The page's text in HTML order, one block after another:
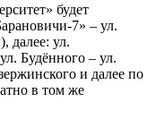
будет
7» – ул.
далее: ул.
Будённого – ул.
и далее по
в том же